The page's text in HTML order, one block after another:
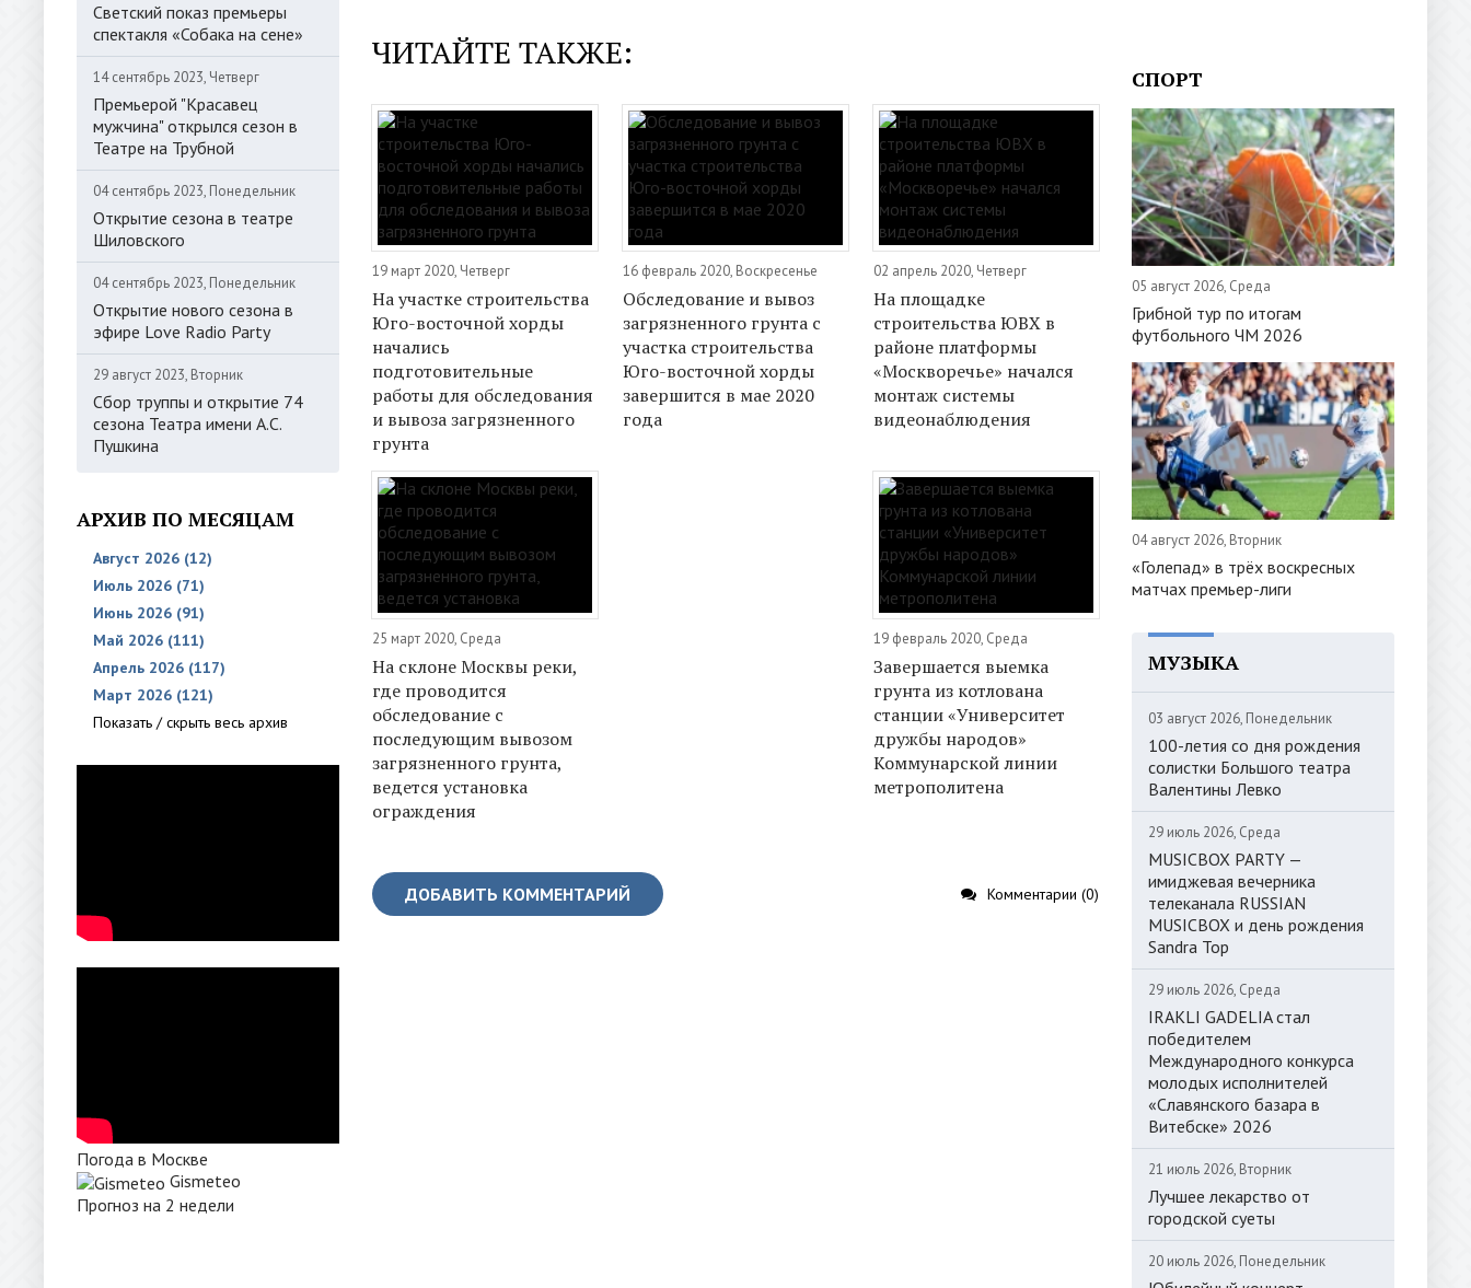
Светский показ премьеры
спектакля «Собака на сене»
14 сентябрь 2023, Четверг
Премьерой "Красавец
мужчина" открылся сезон в
Театре на Трубной
04 сентябрь 2023, Понедельник
Открытие сезона в театре
Шиловского
04 сентябрь 2023, Понедельник
Открытие нового сезона в
эфире Love Radio Party
29 август 2023, Вторник
Сбор труппы и открытие 74
сезона Театра имени А.С.
Пушкина
АРХИВ ПО МЕСЯЦАМ
Август 2026 (12)
Июль 2026 (71)
Июнь 2026 (91)
Май 2026 (111)
Апрель 2026 (117)
Март 2026 (121)
Показать / скрыть весь архив
Погода в Москве
Gismeteo
Прогноз на 2 недели
ЧИТАЙТЕ ТАКЖЕ:
19 март 2020, Четверг
На участке строительства
Юго-восточной хорды
начались
подготовительные
работы для обследования
и вывоза загрязненного
грунта
16 февраль 2020, Воскресенье
Обследование и вывоз
загрязненного грунта с
участка строительства
Юго-восточной хорды
завершится в мае 2020
года
02 апрель 2020, Четверг
На площадке
строительства ЮВХ в
районе платформы
«Москворечье» начался
монтаж системы
видеонаблюдения
25 март 2020, Среда
На склоне Москвы реки,
где проводится
обследование с
последующим вывозом
загрязненного грунта,
ведется установка
ограждения
19 февраль 2020, Среда
Завершается выемка
грунта из котлована
станции «Университет
дружбы народов»
Коммунарской линии
метрополитена
ДОБАВИТЬ КОММЕНТАРИЙ Комментарии (0)
СПОРТ
05 август 2026, Среда
Грибной тур по итогам
футбольного ЧМ 2026
04 август 2026, Вторник
«Голепад» в трёх воскресных
матчах премьер-лиги
МУЗЫКА
03 август 2026, Понедельник
100-летия со дня рождения
солистки Большого театра
Валентины Левко
29 июль 2026, Среда
MUSICBOX PARTY —
имиджевая вечерника
телеканала RUSSIAN
MUSICBOX и день рождения
Sandra Top
29 июль 2026, Среда
IRAKLI GADELIA стал
победителем
Международного конкурса
молодых исполнителей
«Славянского базара в
Витебске» 2026
21 июль 2026, Вторник
Лучшее лекарство от
городской суеты
20 июль 2026, Понедельник